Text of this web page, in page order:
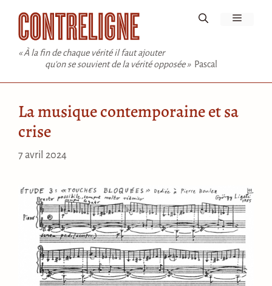
contenu
« À la fin de chaque vérité il faut ajouter
qu'on se souvient de la vérité opposée » Pascal
Menu
La musique contemporaine et sa
crise
7 avril 2024